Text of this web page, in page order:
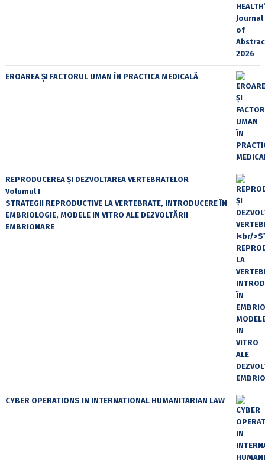
EROAREA ȘI FACTORUL UMAN ÎN PRACTICA MEDICALĂ
REPRODUCEREA ȘI DEZVOLTAREA VERTEBRATELOR
Volumul I
STRATEGII REPRODUCTIVE LA VERTEBRATE, INTRODUCERE ÎN
EMBRIOLOGIE, MODELE IN VITRO ALE DEZVOLTĂRII
EMBRIONARE
CYBER OPERATIONS IN INTERNATIONAL HUMANITARIAN LAW